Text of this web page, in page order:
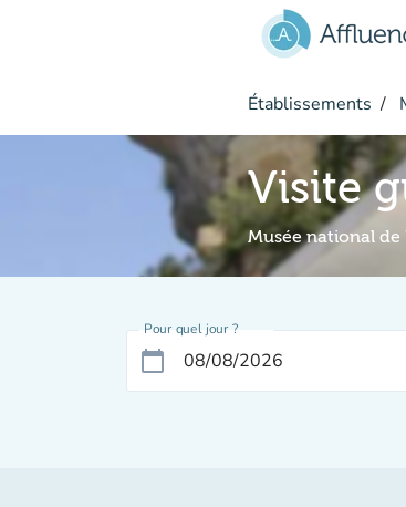
Établissements
Visite
Musée national de
Pour quel jour ?
calendar_today